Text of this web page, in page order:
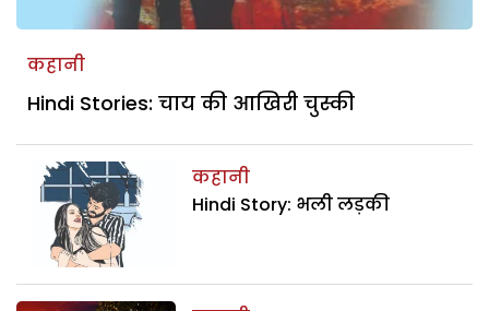
कहानी
Hindi Stories: चाय की आखिरी चुस्की
कहानी
Hindi Story: भली लड़की